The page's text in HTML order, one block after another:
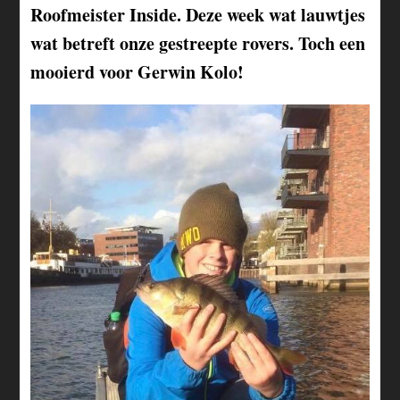
Roofmeister Inside. Deze week wat lauwtjes
wat betreft onze gestreepte rovers. Toch een
mooierd voor Gerwin Kolo!